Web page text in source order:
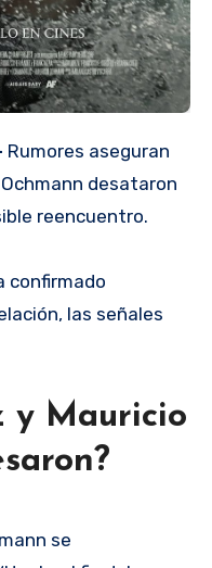
Rumores aseguran
desataron
reencuentro.
confirmado
las señales
y Mauricio
se